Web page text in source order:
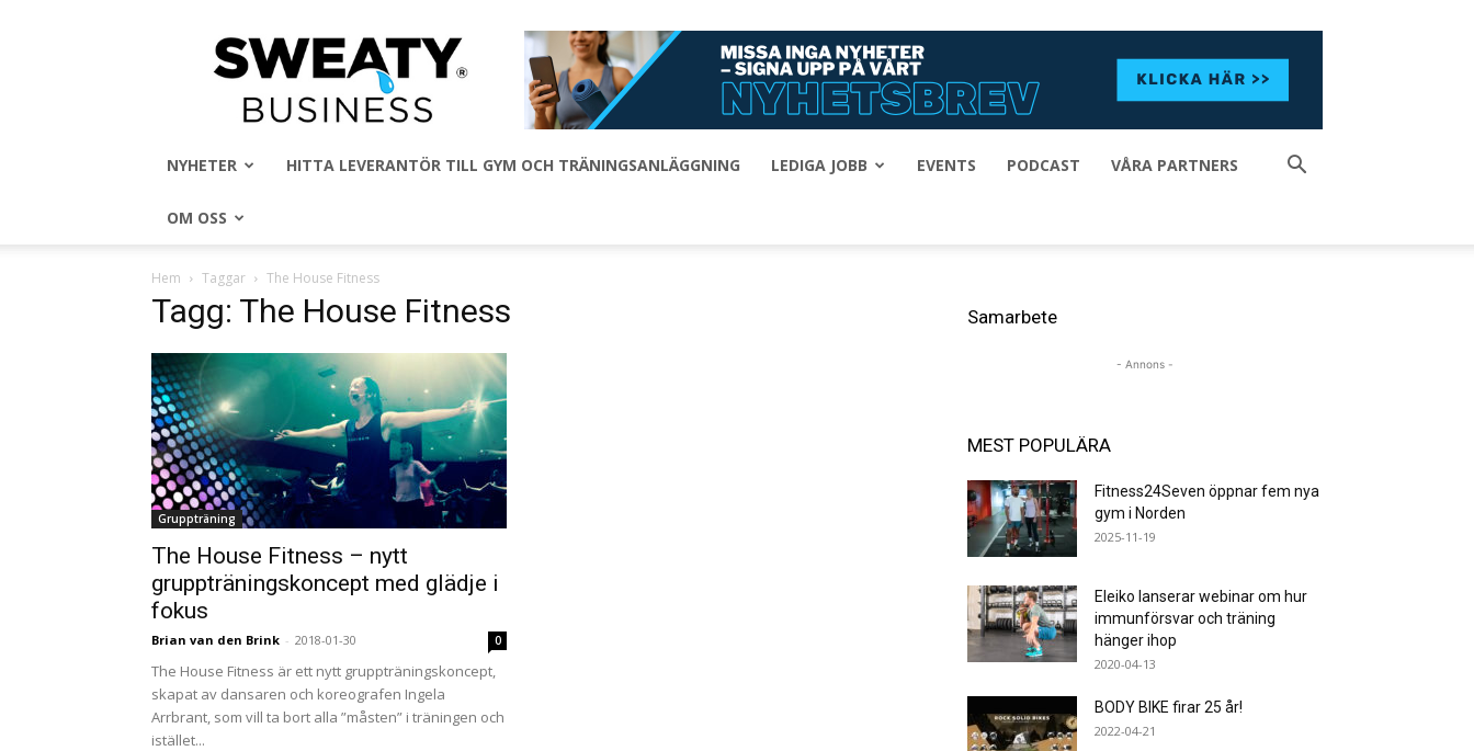
Sweaty
Business
NYHETER HITTA LEVERANTÖR TILL GYM OCH TRÄNINGSANLÄGGNING LEDIGA JOBB EVENTS PODCAST VÅRA PARTNERS
OM OSS
Hem Taggar The House Fitness
Tagg: The House Fitness
Gruppträning
The House Fitness – nytt
gruppträningskoncept med glädje i
fokus
Brian van den Brink - 2018-01-30 0
The House Fitness är ett nytt gruppträningskoncept,
skapat av dansaren och koreografen Ingela
Arrbrant, som vill ta bort alla ”måsten” i träningen och
istället...
Samarbete
- Annons -
MEST POPULÄRA
Fitness24Seven öppnar fem nya
gym i Norden
2025-11-19
Eleiko lanserar webinar om hur
immunförsvar och träning
hänger ihop
2020-04-13
BODY BIKE firar 25 år!
2022-04-21